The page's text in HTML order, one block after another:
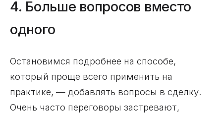
4. Больше вопросов вместо
одного
Остановимся подробнее на способе,
который проще всего применить на
практике, — добавлять вопросы в сделку.
Очень часто переговоры застревают,